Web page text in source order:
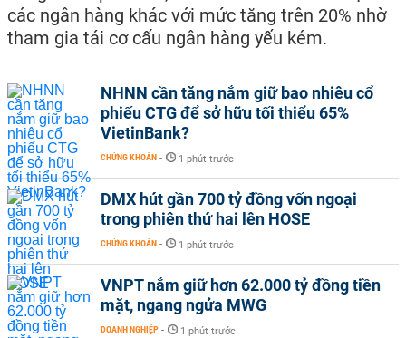
các ngân hàng khác với mức tăng trên 20% nhờ
tham gia tái cơ cấu ngân hàng yếu kém.
NHNN cần tăng nắm giữ bao nhiêu cổ
phiếu CTG để sở hữu tối thiểu 65%
VietinBank?
CHỨNG KHOÁN - 1 phút trước
DMX hút gần 700 tỷ đồng vốn ngoại
trong phiên thứ hai lên HOSE
CHỨNG KHOÁN - 1 phút trước
VNPT nắm giữ hơn 62.000 tỷ đồng tiền
mặt, ngang ngửa MWG
DOANH NGHIỆP - 1 phút trước